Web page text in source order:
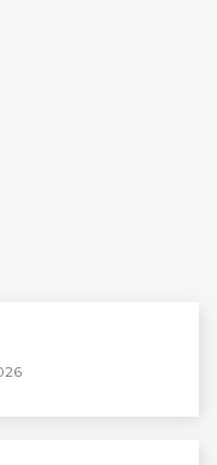
z 5 hvězdiček.